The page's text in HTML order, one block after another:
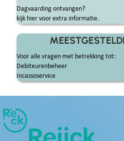
Dagvaarding ontvangen?
kijk hier voor extra informatie.
Voor alle vragen met betrekking tot:
Debiteurenbeheer
Incassoservice